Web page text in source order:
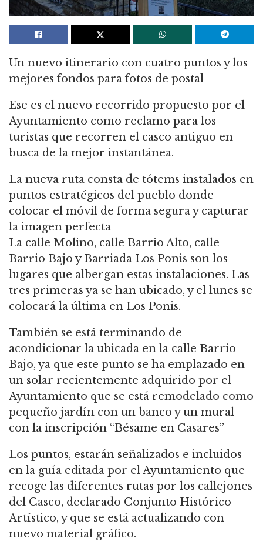
Un nuevo itinerario con cuatro puntos y los
mejores fondos para fotos de postal
Ese es el nuevo recorrido propuesto por el
Ayuntamiento como reclamo para los
turistas que recorren el casco antiguo en
busca de la mejor instantánea.
La nueva ruta consta de tótems instalados en
puntos estratégicos del pueblo donde
colocar el móvil de forma segura y capturar
la imagen perfecta
La calle Molino, calle Barrio Alto, calle
Barrio Bajo y Barriada Los Ponis son los
lugares que albergan estas instalaciones. Las
tres primeras ya se han ubicado, y el lunes se
colocará la última en Los Ponis.
También se está terminando de
acondicionar la ubicada en la calle Barrio
Bajo, ya que este punto se ha emplazado en
un solar recientemente adquirido por el
Ayuntamiento que se está remodelado como
pequeño jardín con un banco y un mural
con la inscripción “Bésame en Casares”
Los puntos, estarán señalizados e incluidos
en la guía editada por el Ayuntamiento que
recoge las diferentes rutas por los callejones
del Casco, declarado Conjunto Histórico
Artístico, y que se está actualizando con
nuevo material gráfico.